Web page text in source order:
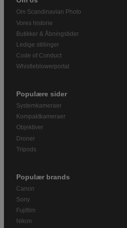
Om Scandinavian Photo
Vores historie
Butikker & Åbningstider
Ledige stillinger
Code of Conduct
Whistleblowerportal
Populære sider
Systemkameraer
Kompaktkameraer
Objektiver
Droner
Tripods
Populær brands
Canon
Sony
Fujifilm
Nikon